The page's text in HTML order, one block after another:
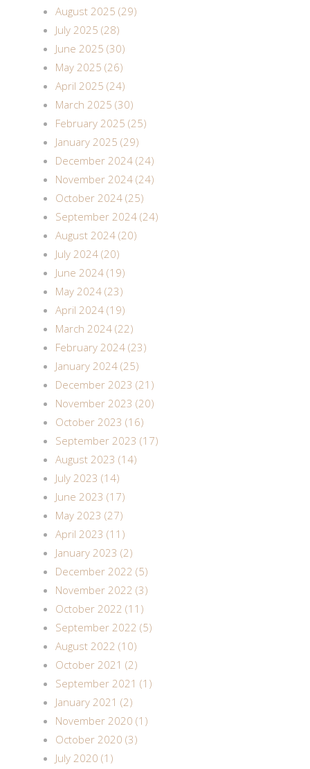
August 2025 (29)
July 2025 (28)
June 2025 (30)
May 2025 (26)
April 2025 (24)
March 2025 (30)
February 2025 (25)
January 2025 (29)
December 2024 (24)
November 2024 (24)
October 2024 (25)
September 2024 (24)
August 2024 (20)
July 2024 (20)
June 2024 (19)
May 2024 (23)
April 2024 (19)
March 2024 (22)
February 2024 (23)
January 2024 (25)
December 2023 (21)
November 2023 (20)
October 2023 (16)
September 2023 (17)
August 2023 (14)
July 2023 (14)
June 2023 (17)
May 2023 (27)
April 2023 (11)
January 2023 (2)
December 2022 (5)
November 2022 (3)
October 2022 (11)
September 2022 (5)
August 2022 (10)
October 2021 (2)
September 2021 (1)
January 2021 (2)
November 2020 (1)
October 2020 (3)
July 2020 (1)